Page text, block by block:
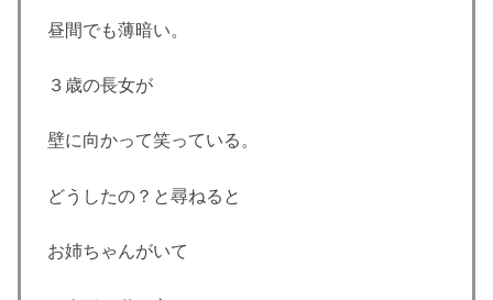
昼間でも薄暗い。
３歳の長女が
壁に向かって笑っている。
どうしたの？と尋ねると
お姉ちゃんがいて